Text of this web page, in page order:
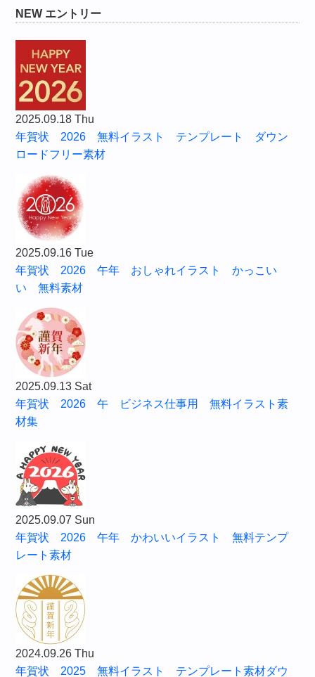
NEW エントリー
2025.09.18 Thu
年賀状 2026 無料イラスト テンプレート ダウン
ロードフリー素材
2025.09.16 Tue
年賀状 2026 午年 おしゃれイラスト かっこい
い 無料素材
2025.09.13 Sat
年賀状 2026 午 ビジネス仕事用 無料イラスト素
材集
2025.09.07 Sun
年賀状 2026 午年 かわいいイラスト 無料テンプ
レート素材
2024.09.26 Thu
年賀状 2025 無料イラスト テンプレート素材ダウ